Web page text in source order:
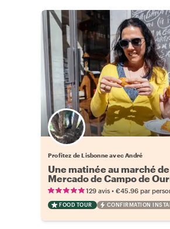
Profitez de Lisbonne avec André
Une matinée au marché
Mercado de Campo de
129 avis • €45.96 par
FOOD TOUR CONFIRMATION